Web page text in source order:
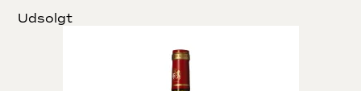
Udsolgt